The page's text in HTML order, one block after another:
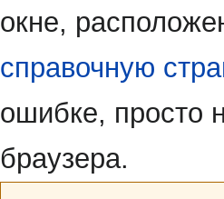
окне,
справочную
ошибке, просто
браузера.